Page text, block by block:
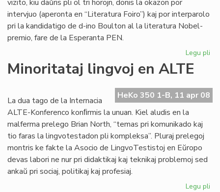
vizito, kiu daŭris pli ol tri horojn, donis la okazon por
intervjuo (aperonta en “Literatura Foiro”) kaj por interparolo
pri la kandidatigo de d-ino Boulton al la literatura Nobel-
premio, fare de la Esperanta PEN.
Legu pli
Minoritataj lingvoj en ALTE
HeKo 350 1-B, 11 apr 08
La dua tago de la Internacia
ALTE-Konferenco konﬁrmis la unuan. Kiel aludis en la
malferma prelego Brian North, “temas pri komunikado kaj
tio faras la lingvotestadon pli kompleksa”. Pluraj prelegoj
montris ke fakte la Asocio de LingvoTestistoj en Eŭropo
devas labori ne nur pri didaktikaj kaj teknikaj problemoj sed
ankaŭ pri sociaj, politikaj kaj profesiaj.
Legu pli